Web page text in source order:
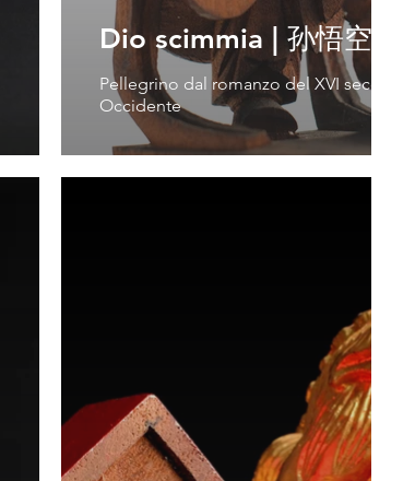
Dio scimmia | 孙悟空
Pellegrino dal romanzo del XVI secolo
Occidente